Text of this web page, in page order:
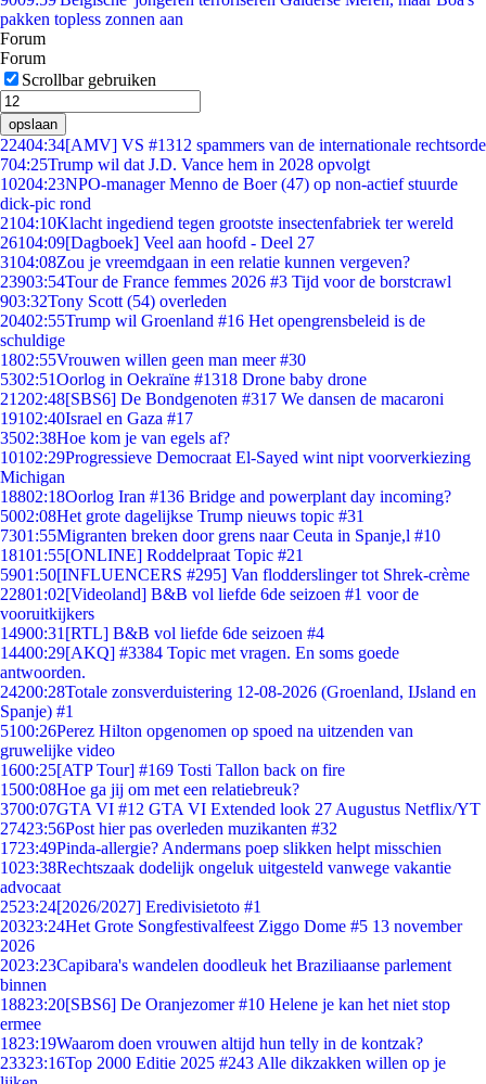
pakken topless zonnen aan
Forum
Forum
Scrollbar gebruiken
opslaan
22404:34[AMV] VS #1312 spammers van de internationale rechtsorde
704:25Trump wil dat J.D. Vance hem in 2028 opvolgt
10204:23NPO-manager Menno de Boer (47) op non-actief stuurde
dick-pic rond
2104:10Klacht ingediend tegen grootste insectenfabriek ter wereld
26104:09[Dagboek] Veel aan hoofd - Deel 27
3104:08Zou je vreemdgaan in een relatie kunnen vergeven?
23903:54Tour de France femmes 2026 #3 Tijd voor de borstcrawl
903:32Tony Scott (54) overleden
20402:55Trump wil Groenland #16 Het opengrensbeleid is de
schuldige
1802:55Vrouwen willen geen man meer #30
5302:51Oorlog in Oekraïne #1318 Drone baby drone
21202:48[SBS6] De Bondgenoten #317 We dansen de macaroni
19102:40Israel en Gaza #17
3502:38Hoe kom je van egels af?
10102:29Progressieve Democraat El-Sayed wint nipt voorverkiezing
Michigan
18802:18Oorlog Iran #136 Bridge and powerplant day incoming?
5002:08Het grote dagelijkse Trump nieuws topic #31
7301:55Migranten breken door grens naar Ceuta in Spanje,l #10
18101:55[ONLINE] Roddelpraat Topic #21
5901:50[INFLUENCERS #295] Van flodderslinger tot Shrek-crème
22801:02[Videoland] B&B vol liefde 6de seizoen #1 voor de
vooruitkijkers
14900:31 [RTL] B&B vol liefde 6de seizoen #4
14400:29[AKQ] #3384 Topic met vragen. En soms goede
antwoorden.
24200:28Totale zonsverduistering 12-08-2026 (Groenland, IJsland en
Spanje) #1
5100:26Perez Hilton opgenomen op spoed na uitzenden van
gruwelijke video
1600:25[ATP Tour] #169 Tosti Tallon back on fire
1500:08Hoe ga jij om met een relatiebreuk?
3700:07GTA VI #12 GTA VI Extended look 27 Augustus Netflix/YT
27423:56Post hier pas overleden muzikanten #32
1723:49Pinda-allergie? Andermans poep slikken helpt misschien
1023:38Rechtszaak dodelijk ongeluk uitgesteld vanwege vakantie
advocaat
2523:24[2026/2027] Eredivisietoto #1
20323:24Het Grote Songfestivalfeest Ziggo Dome #5 13 november
2026
2023:23Capibara's wandelen doodleuk het Braziliaanse parlement
binnen
18823:20[SBS6] De Oranjezomer #10 Helene je kan het niet stop
ermee
1823:19Waarom doen vrouwen altijd hun telly in de kontzak?
23323:16Top 2000 Editie 2025 #243 Alle dikzakken willen op je